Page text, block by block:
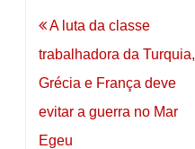
Navegação
de
artigos
A luta da classe
trabalhadora da Turquia,
Grécia e França deve
evitar a guerra no Mar
Egeu